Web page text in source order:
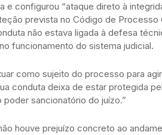
e configurou “ataque direto à
prevista no Código de Processo
não estava ligada à defesa
funcionamento do sistema judicial.
como sujeito do processo para
conduta deixa de estar protegida
sancionatório do juízo.”
houve prejuízo concreto ao